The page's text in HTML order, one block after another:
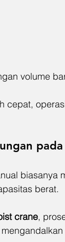
volume
cepat,
pada
biasanya
berat.
crane,